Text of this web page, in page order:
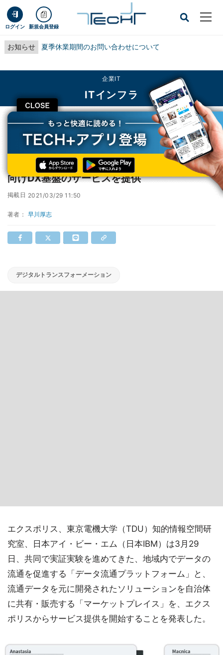
ログイン 新規会員登録
お知らせ 夏季休業期間のお問い合わせについて
CLOSE
企業IT
ITインフラ
TECH+ 企業IT
ITインフラ
マクニカ、エクスポリス、IBMら、地方自治体向けDX基盤のサービスを提供
マクニカ、エクスポリス、IBMら、地方自治体
向けDX基盤のサービスを提供
掲載日 2021/03/29 11:50
著者： 早川厚志
デジタルトランスフォーメーション
エクスポリス、東京電機大学（TDU）知的情報空間研
究室、日本アイ・ビー・エム（日本IBM）は3月29
日、共同で実証実験を進めてきた、地域内でデータの
流通を促進する「データ流通プラットフォーム」と、
流通データを元に開発されたソリューションを自治体
に共有・販売する「マーケットプレイス」を、エクス
ポリスからサービス提供を開始することを発表した。